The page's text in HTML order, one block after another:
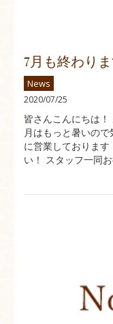
7月も終わりま
News
2020/07/25
皆さんこんにちは
月はもっと暑いの
に営業しておりま
い！ スタッフ一同